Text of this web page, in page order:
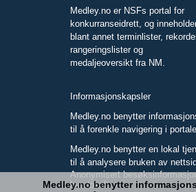
Medley.no er NSFs portal for
konkurranseidrett, og
blant annet terminlister,
rangeringslister og
medaljeoversikt fra NM.
Informasjonskapsler
Medley.no benytter
til å forenkle navigering i
Medley.no benytter en lokal
til å analysere bruken av
Anonymisert
kun lokalt.
Medley.no benytter